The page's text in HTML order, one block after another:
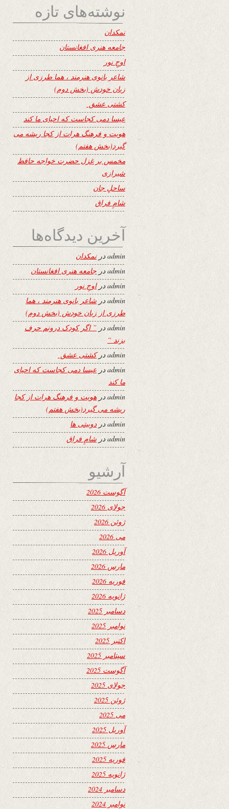
نوشته‌های تازه
نمکدان
جامعه هنری افغانستان
اوجِ نور
شاعر بانوی هنرمند ، هما طرزی از
زبان خودش (بخش دوم)
کشتی عشق
عیسا دمی کجاست که احیای ما کند
هویت و فرهنگ هرات از کجا ریشه می
گیرد(بخش هفتم)
مخمس بر غزل حضرت خواجه حافظ
شیرازی
ساحلِ جان
شامِ فراق
آخرین دیدگاه‌ها
adminدرنمکدان
adminدر جامعه هنری افغانستان
adminدراوجِ نور
adminدر شاعر بانوی هنرمند ، هما
طرزی از زبان خودش (بخش دوم)
adminدر ” اگر کودک درونم حرف
بزند “
adminدرکشتی عشق
adminدر عیسا دمی کجاست که احیای
ما کند
adminدر هویت و فرهنگ هرات از کجا
ریشه می گیرد(بخش هفتم)
adminدردوبیتی ها
admin در شامِ فراق
آرشیو
آگوست 2026
جولای 2026
ژوئن 2026
می 2026
آوریل 2026
مارس 2026
فوریه 2026
ژانویه 2026
دسامبر 2025
نوامبر 2025
اکتبر 2025
سپتامبر 2025
آگوست 2025
جولای 2025
ژوئن 2025
می 2025
آوریل 2025
مارس 2025
فوریه 2025
ژانویه 2025
دسامبر 2024
نوامبر 2024